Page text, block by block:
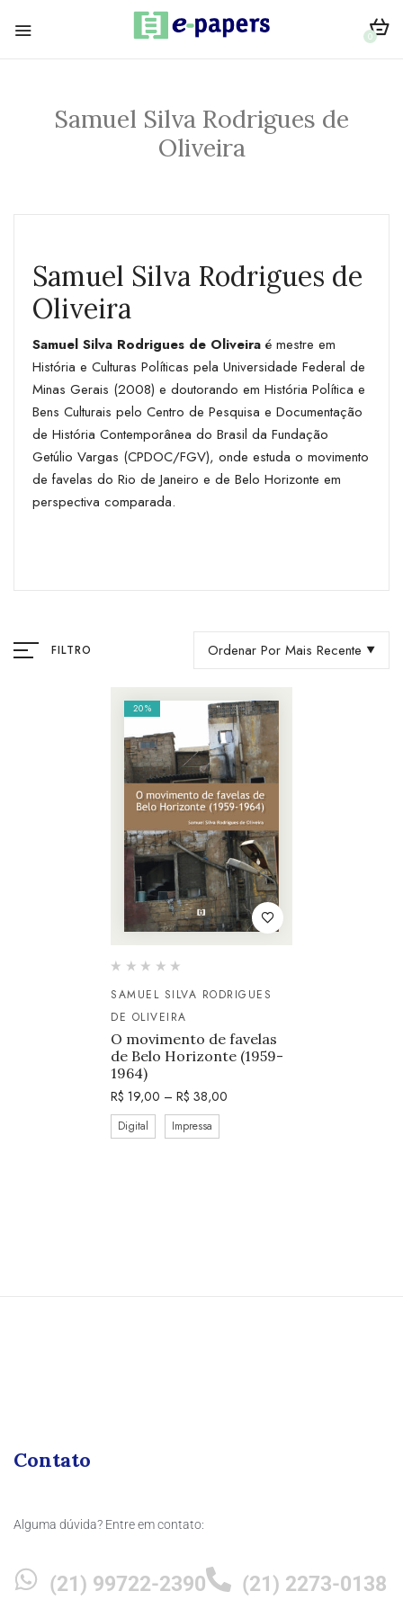
0
Samuel Silva Rodrigues de
Oliveira
Samuel Silva Rodrigues de
Oliveira
Samuel Silva Rodrigues de Oliveira é mestre em
História e Culturas Políticas pela Universidade Federal de
Minas Gerais (2008) e doutorando em História Política e
Bens Culturais pelo Centro de Pesquisa e Documentação
de História Contemporânea do Brasil da Fundação
Getúlio Vargas (CPDOC/FGV), onde estuda o movimento
de favelas do Rio de Janeiro e de Belo Horizonte em
perspectiva comparada.
FILTRO Ordenar Por Mais Recente
20%
SAMUEL SILVA RODRIGUES
DE OLIVEIRA
O movimento de favelas
de Belo Horizonte (1959-
1964)
R$ 19,00 – R$ 38,00
Digital Impressa
Contato
Alguma dúvida? Entre em contato:
(21) 99722-2390
(21) 2273-0138